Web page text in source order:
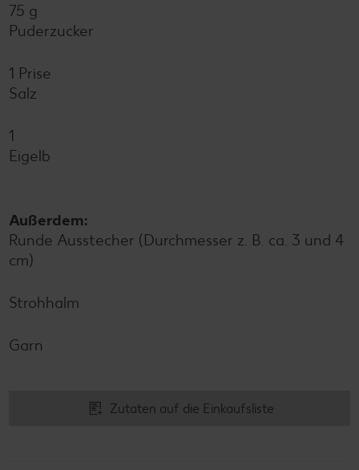
75 g
Puderzucker
1 Prise
Salz
1
Eigelb
Außerdem:
Runde Ausstecher (Durchmesser z. B. ca. 3 und 4
cm)
Strohhalm
Garn
Zutaten auf die Einkaufsliste